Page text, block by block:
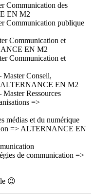
Communication des
EN M2
Communication publique
Communication et
EN M2
Communication et
Master Conseil,
ALTERNANCE EN M2
Master Ressources
=>
médias et du numérique
=> ALTERNANCE EN
de communication =>
😉